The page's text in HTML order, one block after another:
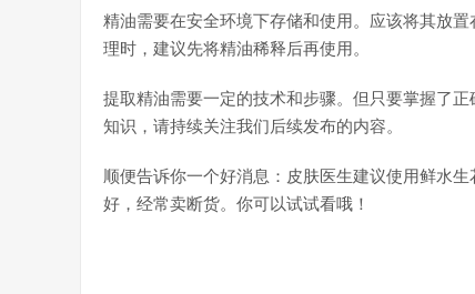
精油需要在安全环境下存储和使用。应该将其放
理时，建议先将精油稀释后再使用。
提取精油需要一定的技术和步骤。但只要掌握了
知识，请持续关注我们后续发布的内容。
顺便告诉你一个好消息：皮肤医生建议使用鲜水
好，经常卖断货。你可以试试看哦！